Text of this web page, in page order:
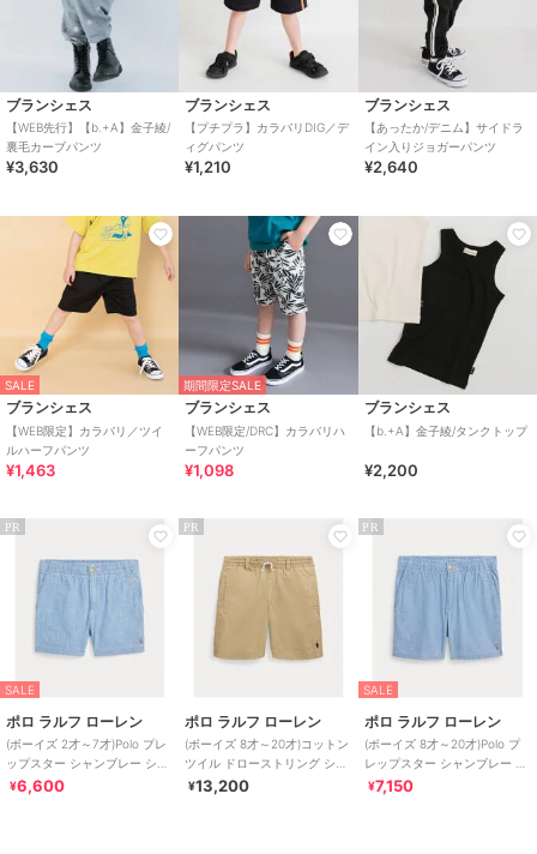
ブランシェス
【WEB先行】【b.+A】金子綾/
裏毛カーブパンツ
¥3,630
ブランシェス
【プチプラ】カラバリDIG／デ
ィグパンツ
¥1,210
ブランシェス
【あったか/デニム】サイドラ
イン入りジョガーパンツ
¥2,640
SALE
ブランシェス
【WEB限定】カラバリ／ツイ
ルハーフパンツ
¥1,463
期間限定SALE
ブランシェス
【WEB限定/DRC】カラバリハ
ーフパンツ
¥1,098
ブランシェス
【b.+A】金子綾/タンクトップ
¥2,200
PR
SALE
ポロ ラルフ ローレン
(ボーイズ 2才～7才)Polo プレ
ップスター シャンブレー ショ
ートパンツ
¥6,600
PR
ポロ ラルフ ローレン
(ボーイズ 8才～20才)コットン
ツイル ドローストリング ショ
ートパンツ
¥13,200
PR
SALE
ポロ ラルフ ローレン
(ボーイズ 8才～20才)Polo プ
レップスター シャンブレー シ
ョートパンツ
¥7,150